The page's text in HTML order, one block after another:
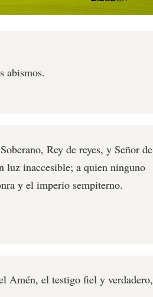
abismos.
Rey de reyes, y Señor de
luz inaccesible; a quien ninguno
y el imperio sempiterno.
Amén, el testigo fiel y verdadero,